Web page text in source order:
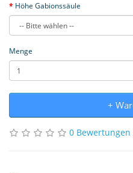
Höhe Gabionssäule
Menge
+
0 Bewertungen